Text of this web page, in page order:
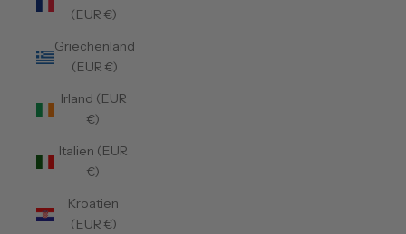
(EUR €)
Griechenland
(EUR €)
Irland (EUR
€)
Italien (EUR
€)
Kroatien
(EUR €)